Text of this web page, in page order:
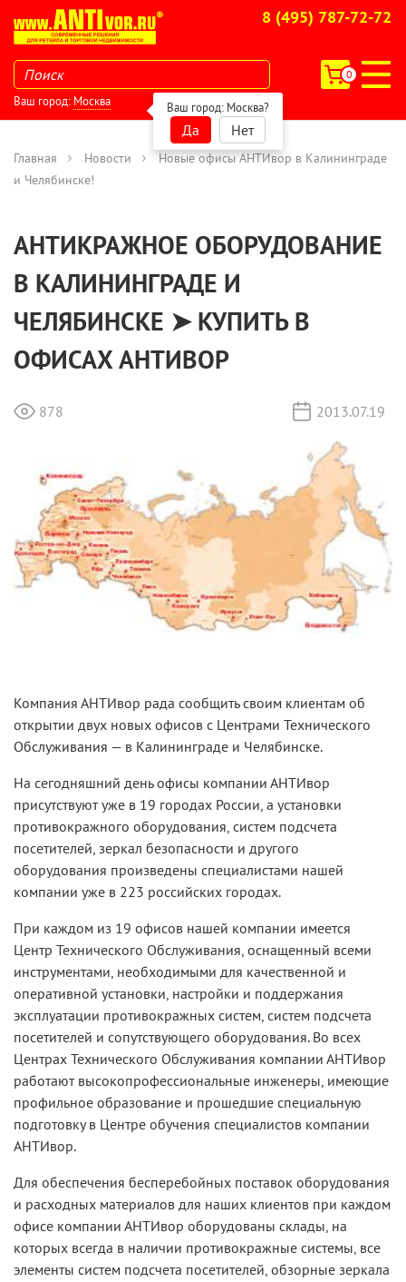
8 (495) 787-72-72
0
Ваш город: Москва Ваш город: Москва?
Да Нет
Главная Новости
Новые офисы АНТИвор в Калининграде
и Челябинске!
АНТИКРАЖНОЕ ОБОРУДОВАНИЕ
В КАЛИНИНГРАДЕ И
ЧЕЛЯБИНСКЕ ➤ КУПИТЬ В
ОФИСАХ АНТИВОР
878 2013.07.19
Компания АНТИвор рада сообщить своим клиентам об
открытии двух новых офисов с Центрами Технического
Обслуживания — в Калининграде и Челябинске.
На сегодняшний день офисы компании АНТИвор
присутствуют уже в 19 городах России, а установки
противокражного оборудования, систем подсчета
посетителей, зеркал безопасности и другого
оборудования произведены специалистами нашей
компании уже в 223 российских городах.
При каждом из 19 офисов нашей компании имеется
Центр Технического Обслуживания, оснащенный всеми
инструментами, необходимыми для качественной и
оперативной установки, настройки и поддержания
эксплуатации противокражных систем, систем подсчета
посетителей и сопутствующего оборудования. Во всех
Центрах Технического Обслуживания компании АНТИвор
работают высокопрофессиональные инженеры, имеющие
профильное образование и прошедшие специальную
подготовку в Центре обучения специалистов компании
АНТИвор.
Для обеспечения бесперебойных поставок оборудования
и расходных материалов для наших клиентов при каждом
офисе компании АНТИвор оборудованы склады, на
которых всегда в наличии противокражные системы, все
элементы систем подсчета посетителей, обзорные зеркала